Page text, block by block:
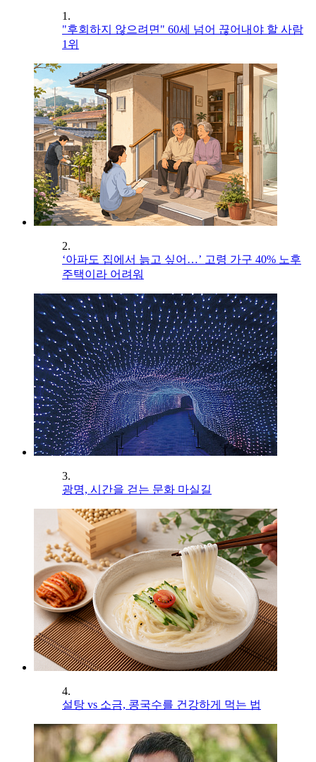
1.
"후회하지 않으려면" 60세 넘어 끊어내야 할 사람
1위
2.
‘아파도 집에서 늙고 싶어…’ 고령 가구 40% 노후
주택이라 어려워
3.
광명, 시간을 걷는 문화 마실길
4.
설탕 vs 소금, 콩국수를 건강하게 먹는 법